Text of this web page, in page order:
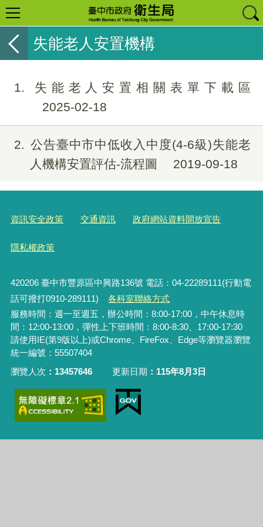
失能老人安置機構
1
失能老人安置相關表單下載區
2025-02-18
2
公告臺中市中低收入中度(4-6級)失能老
人機構安置評估-流程圖
2019-09-18
資訊安全政策 交通資訊 政府網站資料開放宣告
隱私權政策
420206臺中市豐原區中興路136號 電話：04-22289111(行動電
話可撥打0910-289111)
各科室聯絡方式
服務時間：週一至週五，辦公時間：8:00-17:00，中午休息時
間：12:00-13:00，彈性上下班時間：8:00-8:30、17:00-17:30
請使用IE(第9版以上)或Chrome、FireFox、Edge等瀏覽器瀏覽
統一編號：55507404
瀏覽人次
13457646 更新日期 115年8月3日